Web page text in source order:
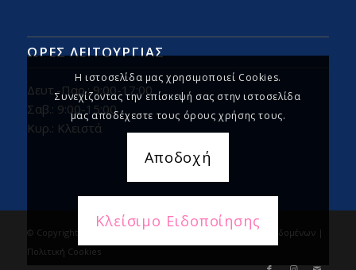
ΏΡΕΣ ΛΕΙΤΟΥΡΓΊΑΣ
Δευτ.-Παρ.: 9:00-17:00
Σαβ.: 9:00-15:00
Κυρ.: Κλειστά
© Copyright - Kirby Ligdianos | Προστασία Προσωπικών Δεδομένων|
Πολιτική Cookies
Η ιστοσελίδα μας χρησιμοποιεί Cookies.
Συνεχίζοντας την επίσκεψή σας στην ιστοσελίδα
μας αποδέχεστε τους όρους χρήσης τους.
Αποδοχή
Κλείσιμο Ειδοποίησης